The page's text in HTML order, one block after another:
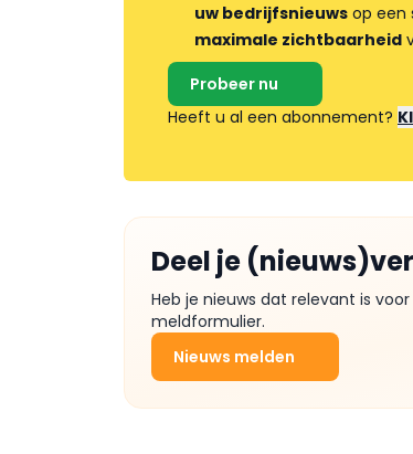
uw bedrijfsnieuws op een
maximale zichtbaarheid
Probeer nu
Heeft u al een abonnement?
Deel je
Heb je nieuws dat relevant is
meldformulier.
Nieuws melden